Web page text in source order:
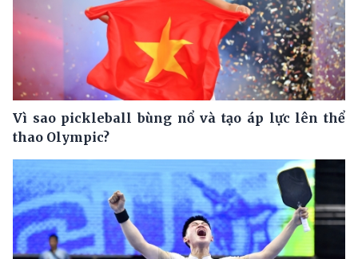
Vì sao pickleball bùng nổ và tạo áp lực lên thể
thao Olympic?